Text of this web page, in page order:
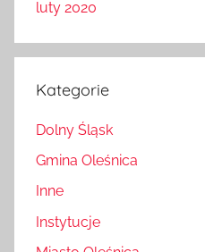
luty 2020
Kategorie
Dolny Śląsk
Gmina Oleśnica
Inne
Instytucje